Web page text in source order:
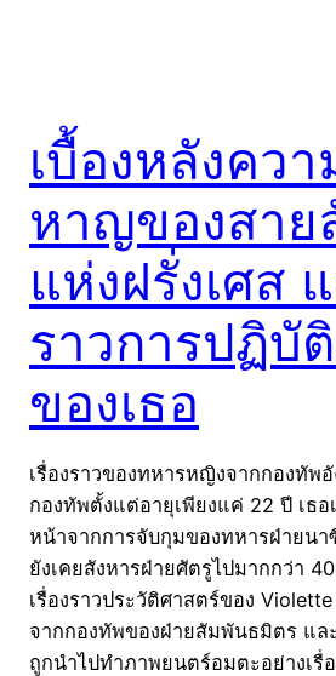
เบื้องหลังคว
หาญของสา
แห่งฝรั่งเศส
ราวการปฏิบั
ของเธอ
เรื่องราวของทหารหญิงจากกองทัพ
กองทัพตั้งแต่อายุเพียงแค่ 22 ปี เธ
หน้าจากการจับกุมของทหารฝ่ายนา
ยังเคยสังหารฝ่ายศัตรูไปมากกว่า
เรื่องราวประวัติศาสตร์ของ
จากกองทัพของฝ่ายสัมพันธมิตร และ
ถูกนำไปทำภาพยนตร์อมตะอย่างเรื่